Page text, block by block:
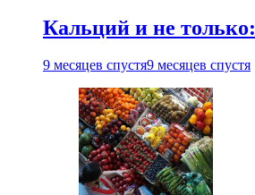
Кальций и не
9 месяцев спустя9 месяцев спустя